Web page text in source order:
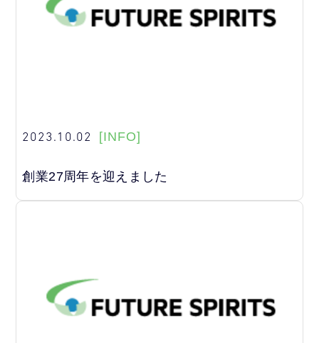
2023.10.02 [INFO]
創業27周年を迎えました